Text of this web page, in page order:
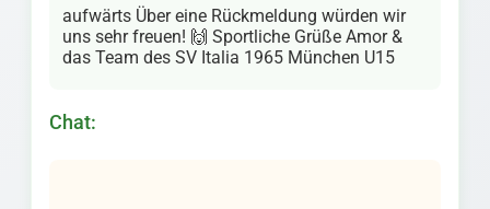
aufwärts Über eine Rückmeldung würden wir
uns sehr freuen! 🙌 Sportliche Grüße Amor &
das Team des SV Italia 1965 München U15
Chat: